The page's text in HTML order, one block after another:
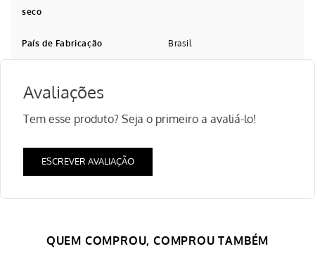
seco
País de Fabricação Brasil
Avaliações
Tem esse produto? Seja o primeiro a avaliá-lo!
ESCREVER AVALIAÇÃO